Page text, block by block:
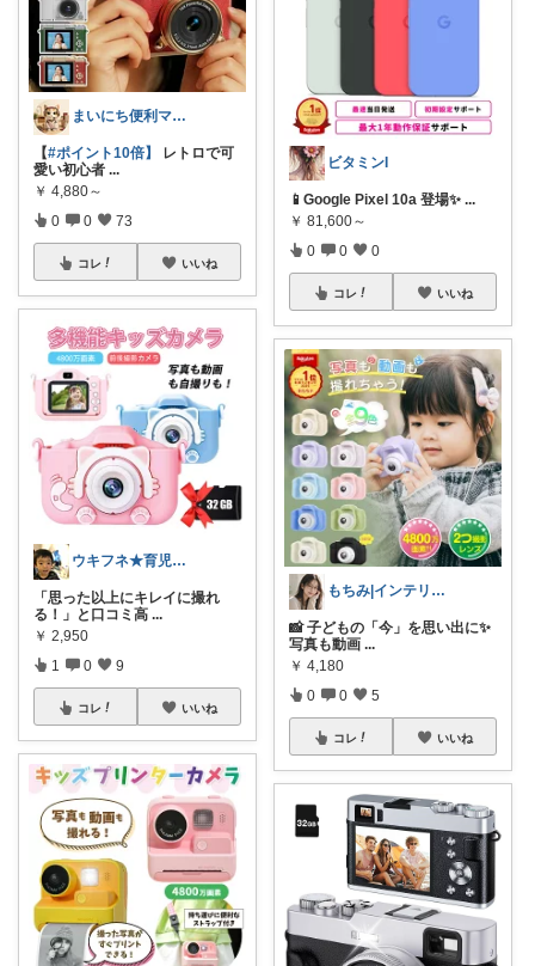
まいにち便利マーケット
【#ポイント10倍】
レトロで可
愛い初心者 ...
￥ 4,880～
0 0 73
コレ いいね
ウキフネ★育児・子育てが楽になるアイテム
「思った以上にキレイに撮れ
る！」と口コミ高 ...
￥ 2,950
1 0 9
コレ いいね
ビタミンI
📱Google Pixel 10a 登場✨ ...
￥ 81,600～
0 0 0
コレ いいね
もちみ|インテリア・美容・ごはんLove
📸 子どもの「今」を思い出に✨
写真も動画 ...
￥ 4,180
0 0 5
コレ いいね